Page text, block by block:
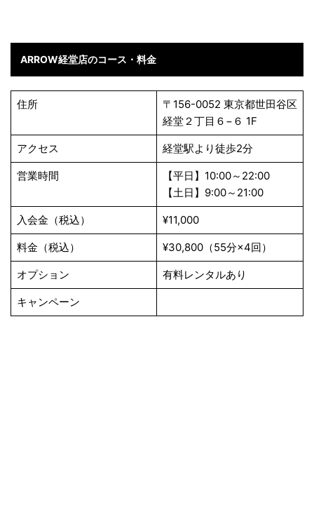
ARROW経堂店のコース・料金
住所
〒156-0052 東京都世田谷区
経堂２丁目６−６ 1F
アクセス 経堂駅より徒歩2分
営業時間
【平日】10:00～22:00
【土日】9:00～21:00
入会金（税込） ¥11,000
料金（税込） ¥30,800（55分×4回）
オプション 有料レンタルあり
キャンペーン